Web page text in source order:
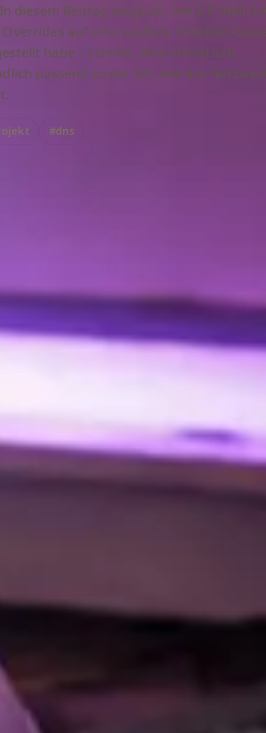
diesem Beitrag zeige ich, wie ich mein
auf eine saubere CoreDNS-
habe – schnell, deterministisch,
passend zu der Art, wie das
#dns